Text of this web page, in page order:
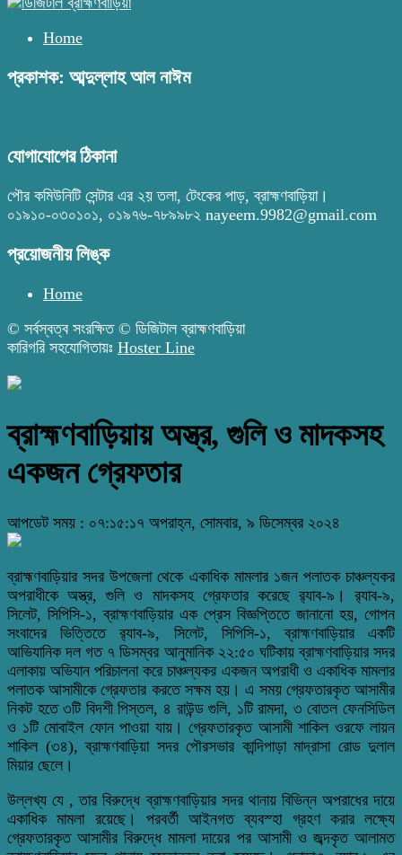
Home
প্রকাশক: আব্দুল্লাহ আল নাঈম
যোগাযোগের ঠিকানা
পৌর কমিউনিটি সেন্টার এর ২য় তলা, টেংকের পাড়, ব্রাহ্মণবাড়িয়া।
০১৯১০-০৩০১০১, ০১৯৭৬-৭৮৯৯৮২ nayeem.9982@gmail.com
প্রয়োজনীয় লিঙ্ক
Home
© সর্বস্বত্ব সংরক্ষিত © ডিজিটাল ব্রাহ্মণবাড়িয়া
কারিগরি সহযোগিতায়ঃ Hoster Line
ব্রাহ্মণবাড়িয়ায় অস্ত্র, গুলি ও মাদকসহ
একজন গ্রেফতার
আপডেট সময় : ০৭:১৫:১৭ অপরাহ্ন, সোমবার, ৯ ডিসেম্বর ২০২৪
ব্রাহ্মণবাড়িয়ার সদর উপজেলা থেকে একাধিক মামলার ১জন পলাতক চাঞ্চল্যকর
অপরাধীকে অস্ত্র, গুলি ও মাদকসহ গ্রেফতার করেছে র‌্যাব-৯। র‌্যাব-৯,
সিলেট, সিপিসি-১, ব্রাহ্মণবাড়িয়ার এক প্রেস বিজ্ঞপ্তিতে জানানো হয়, গোপন
সংবাদের ভিত্তিতে র‌্যাব-৯, সিলেট, সিপিসি-১, ব্রাহ্মণবাড়িয়ার একটি
আভিযানিক দল গত ৭ ডিসম্বর আনুমানিক ২২:৫০ ঘটিকায় ব্রাহ্মণবাড়িয়ার সদর
এলাকায় অভিযান পরিচালনা করে চাঞ্চল্যকর একজন অপরাধী ও একাধিক মামলার
পলাতক আসামীকে গ্রেফতার করতে সক্ষম হয়। এ সময় গ্রেফতারকৃত আসামীর
নিকট হতে ৩টি বিদশী পিস্তল, ৪ রাউন্ড গুলি, ১টি রামদা, ৩ বোতল ফেনসিডিল
ও ১টি মোবাইল ফোন পাওয়া যায়। গ্রেফতারকৃত আসামী শাকিল ওরফে লায়ন
শাকিল (৩৪), ব্রাহ্মণবাড়িয়া সদর পৌরসভার কান্দিপাড়া মাদ্রাসা রোড দুলাল
মিয়ার ছেলে।
উল্লখ্য যে , তার বিরুদ্ধে ব্রাহ্মণবাড়িয়ার সদর থানায় বিভিন্ন অপরাধের দায়ে
একাধিক মামলা রয়েছে। পরবর্তী আইনগত ব্যবস্হা গ্রহণ করার লক্ষ্যে
গ্রেফতারকৃত আসামীর বিরুদ্ধে মামলা দায়ের পর আসামী ও জব্দকৃত আলামত